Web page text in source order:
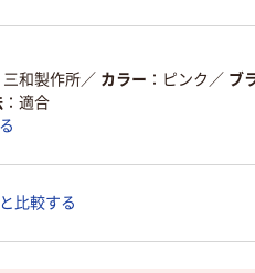
三和製作所／ カラー ピンク ／ ブ
適合
比較する